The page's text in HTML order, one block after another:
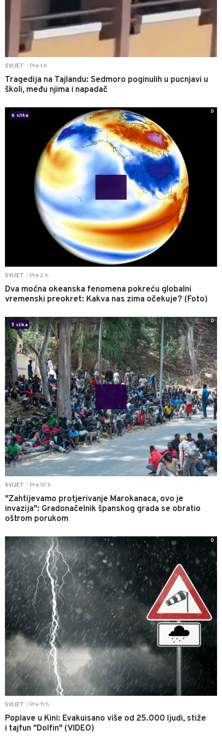
SVIJET Pre 1 h
Tragedija na Tajlandu: Sedmoro poginulih u pucnjavi u
školi, među njima i napadač
SVIJET Pre 2 h
Dva moćna okeanska fenomena pokreću globalni
vremenski preokret: Kakva nas zima očekuje? (Foto)
6 slika
0
SVIJET Pre 10 h
"Zahtijevamo protjerivanje Marokanaca, ovo je
invazija": Gradonačelnik španskog grada se obratio
oštrom porukom
5 slika
0
SVIJET Pre 11 h
Poplave u Kini: Evakuisano više od 25.000 ljudi, stiže
i tajfun "Dolfin" (VIDEO)
0